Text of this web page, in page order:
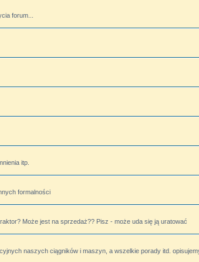
forum...
itp.
formalności
Może jest na sprzedaż?? Pisz - może uda się ją uratować
naszych ciągników i maszyn, a wszelkie porady itd.